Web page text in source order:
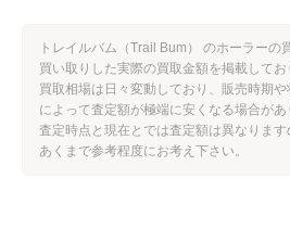
トレイルバム（Trail Bum） のホーラーの
買い取りした実際の買取金額を掲載してお
買取相場は日々変動しており、販売時期
によって査定額が極端に安くなる場合があ
査定時点と現在とでは査定額は異なりま
あくまで参考程度にお考え下さい。